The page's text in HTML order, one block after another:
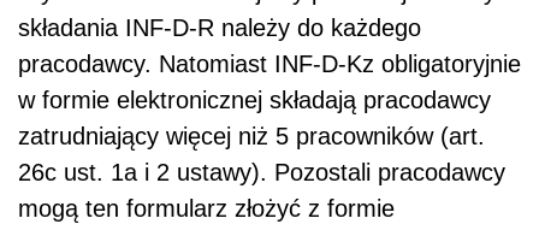
składania INF-D-R należy do każdego
pracodawcy. Natomiast INF-D-Kz obligatoryjnie
w formie elektronicznej składają pracodawcy
zatrudniający więcej niż 5 pracowników (art.
26c ust. 1a i 2 ustawy). Pozostali pracodawcy
mogą ten formularz złożyć z formie